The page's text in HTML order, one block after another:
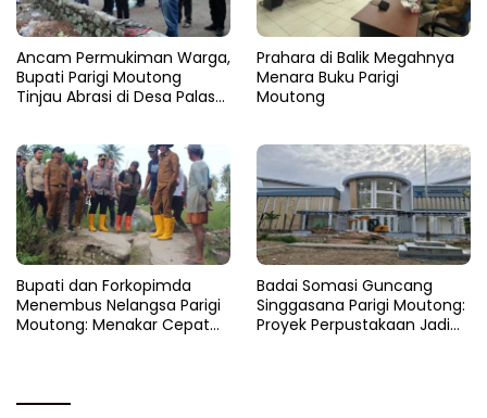
Ancam Permukiman Warga,
Bupati Parigi Moutong
Tinjau Abrasi di Desa Palasa
Prahara di Balik Megahnya
Menara Buku Parigi
Moutong
​Bupati dan Forkopimda
Menembus Nelangsa Parigi
Moutong: Menakar Cepat
Badai Somasi Guncang
Singgasana Parigi Moutong:
Proyek Perpustakaan Jadi